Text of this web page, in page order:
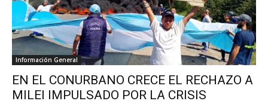
Información General
EN EL CONURBANO CRECE EL RECHAZO A
MILEI IMPULSADO POR LA CRISIS